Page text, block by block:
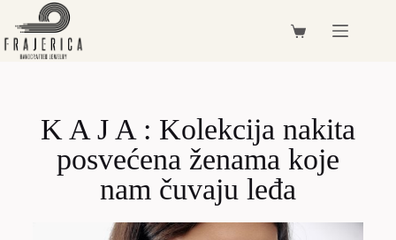
K A J A : Kolekcija nakita
posvećena ženama koje
nam čuvaju leđa